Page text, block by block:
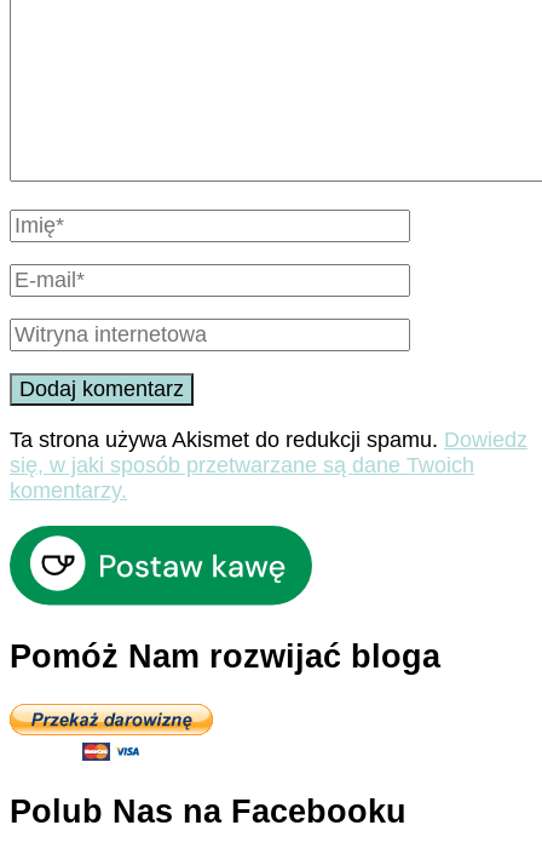
Ta strona używa Akismet do redukcji spamu. Dowiedz
się, w jaki sposób przetwarzane są dane Twoich
komentarzy.
Pomóż Nam rozwijać bloga
Polub Nas na Facebooku